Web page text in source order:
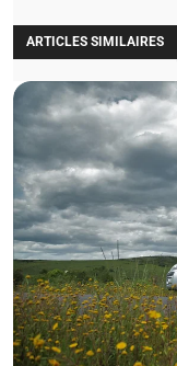
ARTICLES SIMILAIRES